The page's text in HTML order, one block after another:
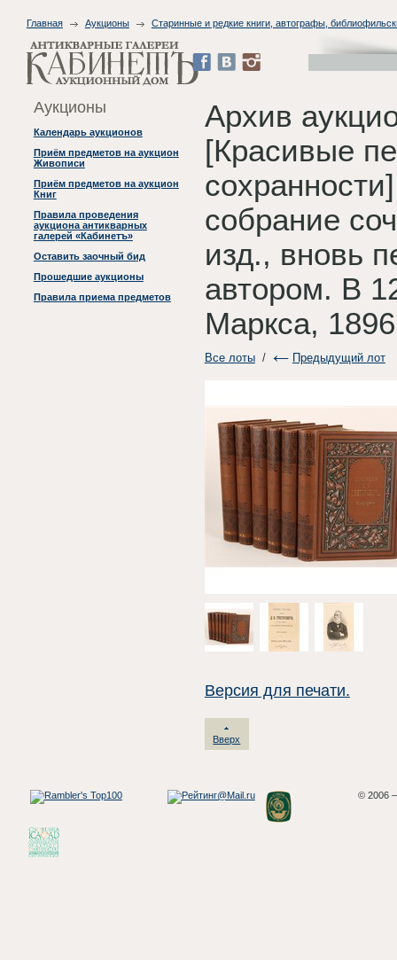
Главная Аукционы Старинные и редкие книги, автографы,
Аукционы
Календарь аукционов
Приём предметов на аукцион
Живописи
Приём предметов на аукцион
Книг
Правила проведения
аукциона антикварных
галерей «Кабинетъ»
Оставить заочный бид
Прошедшие аукционы
Правила приема предметов
Архив
[Красивые
собрание
изд., вновь
автором. В
Маркса, 1896
Все лоты/ Предыдущий лот
Версия для печати.
Вверх
© 2006